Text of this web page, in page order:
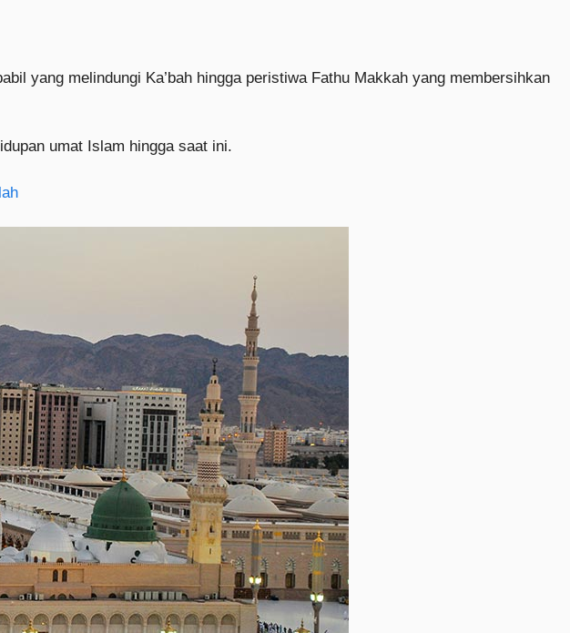
yang melindungi Ka’bah hingga peristiwa Fathu Makkah yang membersihkan
umat Islam hingga saat ini.